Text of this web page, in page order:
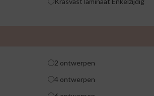
2 ontwerpen
4 ontwerpen